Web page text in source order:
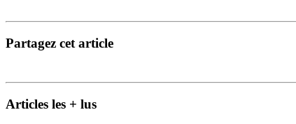
Partagez cet article
Articles les + lus